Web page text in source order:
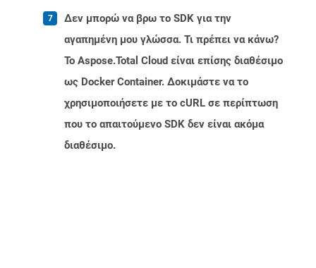
Δεν μπορώ να βρω το SDK για την
αγαπημένη μου γλώσσα. Τι πρέπει να κάνω?
Το Aspose.Total Cloud είναι επίσης διαθέσιμο
ως Docker Container. Δοκιμάστε να το
χρησιμοποιήσετε με το cURL σε περίπτωση
που το απαιτούμενο SDK δεν είναι ακόμα
διαθέσιμο.